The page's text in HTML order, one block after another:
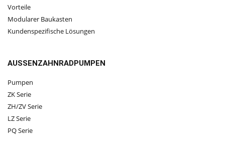
Vorteile
Modularer Baukasten
Kundenspezifische Lösungen
AUSSENZAHNRADPUMPEN
Pumpen
ZK Serie
ZH/ZV Serie
LZ Serie
PQ Serie